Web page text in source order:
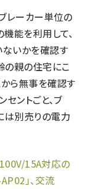
レーカー単位の
能を利用して、
いかを確認す
の親の住宅にこ
ら無事を確認す
セントごと、ブ
は別売りの電力
15A対応の
」、交流